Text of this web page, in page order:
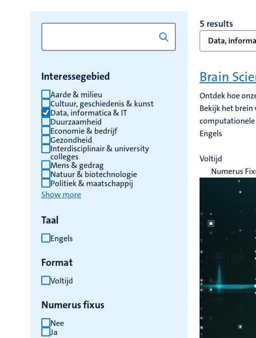
Interessegebied
Aarde & milieu
Cultuur, geschiedenis & kunst
Data, informatica & IT
Duurzaamheid
Economie & bedrijf
Gezondheid
Interdisciplinair & university
colleges
Mens & gedrag
Natuur & biotechnologie
Politiek & maatschappij
Show more
Taal
Engels
Format
Voltijd
Numerus fixus
Nee
Ja
5 results
Data,
Brain
Ontdek hoe
Bekijk het brein
computationele
Engels
Voltijd
Numerus